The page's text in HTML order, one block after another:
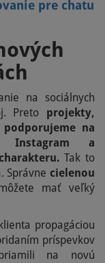
pre chatu
na sociálnych
Preto projekty,
podporujeme na
Instagram a
Tak to
Správne cielenou
mať veľký
propagáciou
príspevkov
na novú